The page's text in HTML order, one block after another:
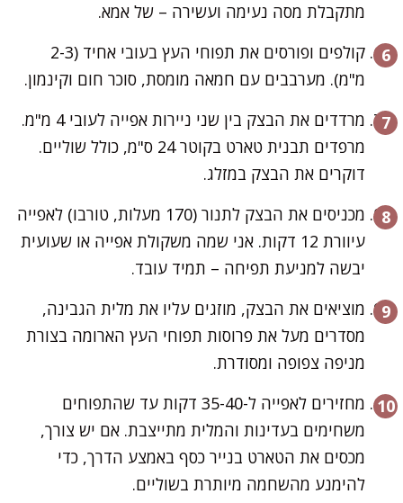
מתקבלת מסה נעימה ועשירה – של אמא.
קולפים ופורסים את תפוחי העץ בעובי אחיד (2-3
מ"מ). מערבבים עם חמאה מומסת, סוכר חום וקינמון.
מרדדים את הבצק בין שני ניירות אפייה לעובי 4 מ"מ.
מרפדים תבנית טארט בקוטר 24 ס"מ, כולל שוליים.
דוקרים את הבצק במזלג.
מכניסים את הבצק לתנור (170 מעלות, טורבו) לאפייה
עיוורת 12 דקות. אני שמה משקולת אפייה או שעועית
יבשה למניעת תפיחה – תמיד עובד.
מוציאים את הבצק, מוזגים עליו את מלית הגבינה,
מסדרים מעל את פרוסות תפוחי העץ הארומה בצורת
מניפה צפופה ומסודרת.
מחזירים לאפייה ל-35-40 דקות עד שהתפוחים
משחימים בעדינות והמלית מתייצבת. אם יש צורך,
מכסים את הטארט בנייר כסף באמצע הדרך, כדי
להימנע מהשחמה מיותרת בשוליים.